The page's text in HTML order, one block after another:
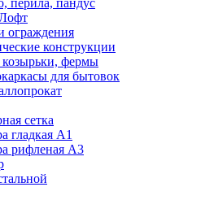
перила, пандус
ограждения
конструкции
фермы
для бытовок
сетка
гладкая А1
рифленая А3